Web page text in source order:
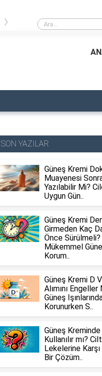
Ayçiçek Yağı Bronzlaştırır
›
SON YAZILAR
Güneş Kremi
Muayenesi
Yazılabilir Mi?
Uygun Gün..
Güneş Kremi
Girmeden Kaç
Önce Sürülmeli?
Mükemmel
Korum..
Güneş Kremi D
Alımını Engeller
Güneş
Korunurken S..
Güneş
Kullanılır mı? Cilt
Lekelerine
Bir Çözüm..